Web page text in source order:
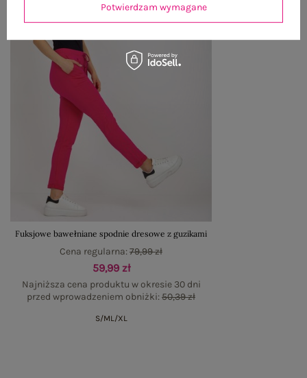
Fuksjowe bawełniane spodnie dresowe z guzikami
59,99 zł
Najniższa cena produktu w okresie 30 dni
przed wprowadzeniem obniżki:50,39 zł
Cena regularna:79,99 zł
S/ML/XL
Potwierdzam wymagane